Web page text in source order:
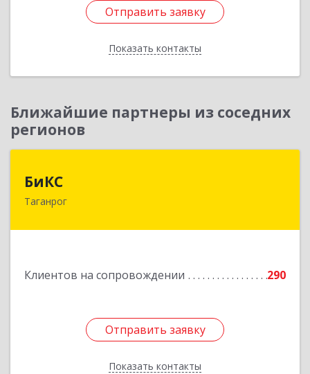
Отправить заявку
Показать контакты
Отправить заявку
Назад
Ближайшие партнеры из соседних
регионов
БиКС
Таганрог
Клиентов на сопровождении 290
Отправить заявку
Показать контакты
347900, Ростовская обл, Таганрог г, Фрунзе ул,
Отправить заявку
Назад